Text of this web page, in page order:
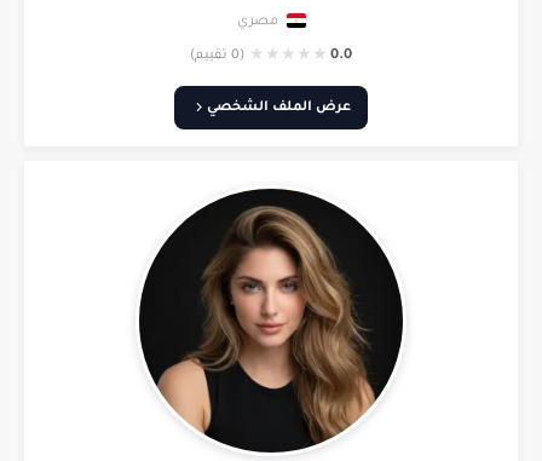
مصري
0.0
★
★
★
★
★ (0 تقييم)
عرض الملف الشخصي